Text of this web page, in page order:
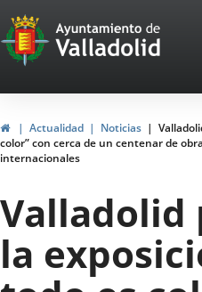
Portal
Web
del
de
Valladolid
InicioActualidad Noticias
color” con cerca de un centenar de
internacionales
Valladolid
la